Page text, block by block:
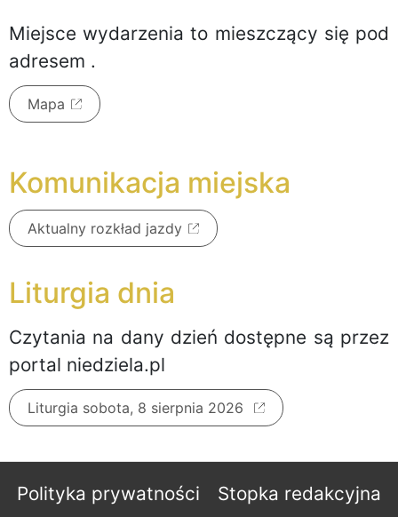
Miejsce wydarzenia to mieszczący się pod
adresem .
Mapa
Komunikacja miejska
Aktualny rozkład jazdy
Liturgia dnia
Czytania na dany dzień dostępne są przez
portal niedziela.pl
Liturgia sobota, 8 sierpnia 2026
Polityka prywatności Stopka redakcyjna